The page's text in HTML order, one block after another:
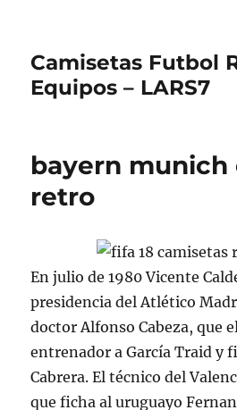
Camisetas Futbol
Equipos – LARS7
bayern munich
retro
En julio de 1980 Vicente
presidencia del Atlético
doctor Alfonso Cabeza, que
entrenador a García Traid y
Cabrera. El técnico del
que ficha al uruguayo